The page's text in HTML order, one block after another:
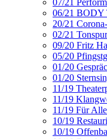
07/21
06/21 BODY
20/21
02/21
09/20 Fritz
05/20
01/20
01/20
11/19
11/19
11/19 Für
10/19
10/19